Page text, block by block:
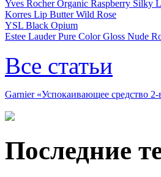
Yves Rocher Organic Raspberry Silky
Korres Lip Butter Wild Rose
YSL Black Opium
Estee Lauder Pure Color Gloss Nude
Все статьи
Garnier «Успокаивающее средство
Последние